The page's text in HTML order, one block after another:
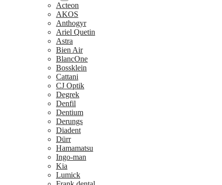
Acteon
AKOS
Anthogyr
Ariel Quetin
Astra
Bien Air
BlancOne
Bossklein
Cattani
CJ Optik
Degrek
Denfil
Dentium
Derungs
Diadent
Dürr
Hamamatsu
Ingo-man
Kia
Lumick